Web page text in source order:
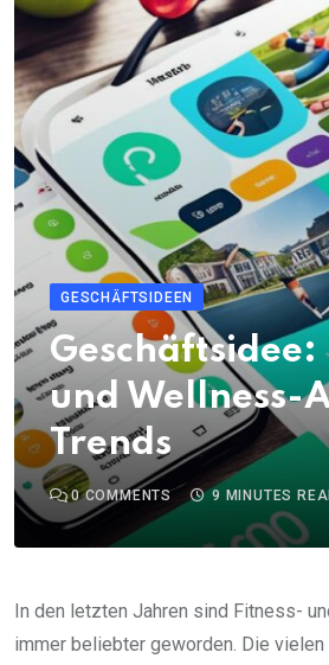
GESCHÄFTSIDEEN
Geschäftsidee:
und Wellness-
Trends
0COMMENTS 9 MINUTES
In den letzten Jahren sind Fitness-
immer beliebter geworden. Die